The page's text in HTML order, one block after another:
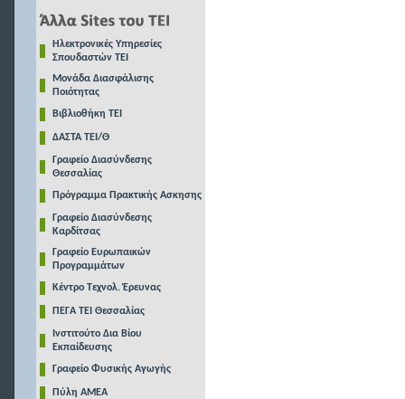
Ηλεκτρονικές Υπηρεσίες
Σπουδαστών ΤΕΙ
Μονάδα Διασφάλισης
Ποιότητας
Βιβλιοθήκη ΤΕΙ
ΔΑΣΤΑ ΤΕΙ/Θ
Γραφείο Διασύνδεσης
Θεσσαλίας
Πρόγραμμα Πρακτικής Ασκησης
Γραφείο Διασύνδεσης
Καρδίτσας
Γραφείο Ευρωπαικών
Προγραμμάτων
Κέντρο Τεχνολ. Έρευνας
ΠΕΓΑ ΤΕΙ Θεσσαλίας
Ινστιτούτο Δια Βίου
Εκπαίδευσης
Γραφείο Φυσικής Αγωγής
Πύλη ΑΜΕΑ